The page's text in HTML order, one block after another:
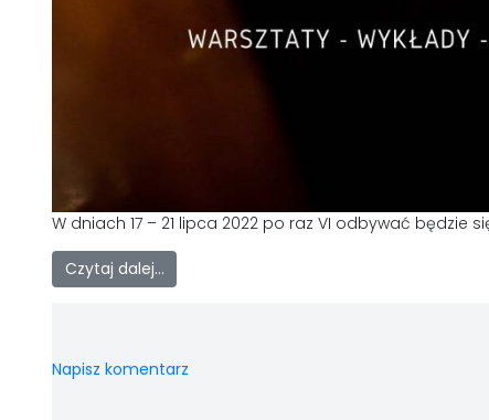
W dniach 17 – 21 lipca 2022 po raz VI odbywać będzie
Czytaj dalej…
Napisz komentarz